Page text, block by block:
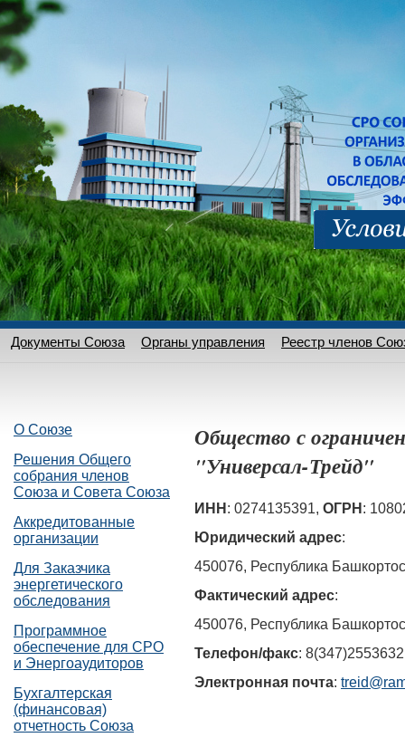
Документы Союза Органы управления Реестр членов
О Союзе
Решения Общего
собрания членов
Союза и Совета Союза
Аккредитованные
организации
Для Заказчика
энергетического
обследования
Программное
обеспечение для СРО
и Энергоаудиторов
Бухгалтерская
(финансовая)
отчетность Союза
Общество с
"Универсал-Трейд"
ИНН: 0274135391, ОГРН:
Юридический адрес:
450076, Республика
Фактический адрес:
450076, Республика
Телефон/факс: 8(347)2553632
Электронная почта: